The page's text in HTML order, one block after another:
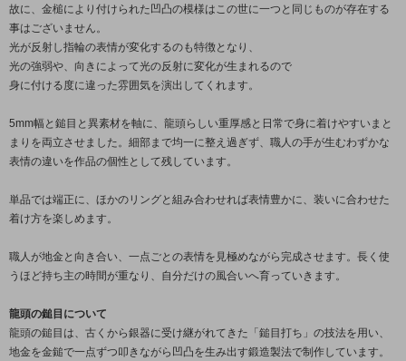
故に、金槌により付けられた凹凸の模様はこの世に一つと同じものが存在する
事はございません。
光が反射し指輪の表情が変化するのも特徴となり、
光の強弱や、向きによって光の反射に変化が生まれるので
身に付ける度に違った雰囲気を演出してくれます。
5mm幅と鎚目と異素材を軸に、龍頭らしい重厚感と日常で身に着けやすいまと
まりを両立させました。細部まで均一に整え過ぎず、職人の手が生むわずかな
表情の違いを作品の個性として残しています。
単品では端正に、ほかのリングと組み合わせれば表情豊かに、装いに合わせた
着け方を楽しめます。
職人が地金と向き合い、一点ごとの表情を見極めながら完成させます。長く使
うほど持ち主の時間が重なり、自分だけの風合いへ育っていきます。
龍頭の鎚目について
龍頭の鎚目は、古くから銀器に受け継がれてきた「鎚目打ち」の技法を用い、
地金を金鎚で一点ずつ叩きながら凹凸を生み出す鍛造製法で制作しています。